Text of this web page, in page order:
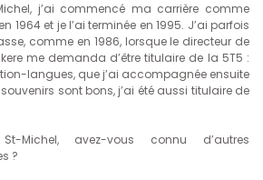
j’ai commencé ma carrière comme
1964 et je l’ai terminée en 1995. J’ai parfois
comme en 1986, lorsque le directeur de
me demanda d’être titulaire de la 5T5 :
langues, que j’ai accompagnée ensuite
sont bons, j’ai été aussi titulaire de
Michel, avez-vous connu d’autres
?